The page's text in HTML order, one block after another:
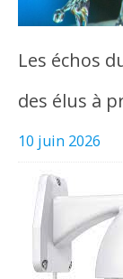
Les échos
des élus à
10 juin 2026